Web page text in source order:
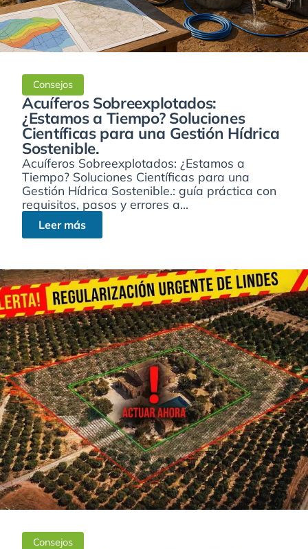
Consejos
Acuíferos Sobreexplotados:
¿Estamos a Tiempo? Soluciones
Científicas para una Gestión Hídrica
Sostenible.
Acuíferos Sobreexplotados: ¿Estamos a
Tiempo? Soluciones Científicas para una
Gestión Hídrica Sostenible.: guía práctica con
requisitos, pasos y errores a...
Leer más
Consejos